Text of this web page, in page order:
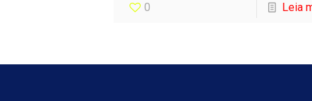
0 Leia